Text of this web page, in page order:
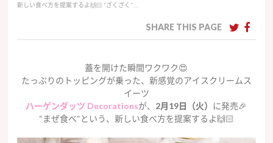
新しい食べ方を提案するよ🙌🏻 “ざくざく” …
SHARE THIS PAGE
蓋を開けた瞬間ワクワク😍
たっぷりのトッピングが乗った、新感覚のアイスクリームス
イーツ
ハーゲンダッツ Decorationsが、 2月19日（火） に発売🎉
“まぜ食べ“という、新しい食べ方を提案するよ🙌🏻